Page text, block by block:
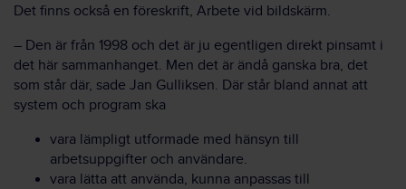
Det finns också en föreskrift, Arbete vid bildskärm.
– Den är från 1998 och det är ju egentligen direkt pinsamt i
det här sammanhanget. Men det är ändå ganska bra, det
som står där, sade Jan Gulliksen. Där står bland annat att
system och program ska
vara lämpligt utformade med hänsyn till
arbetsuppgifter och användare.
vara lätta att använda, kunna anpassas till